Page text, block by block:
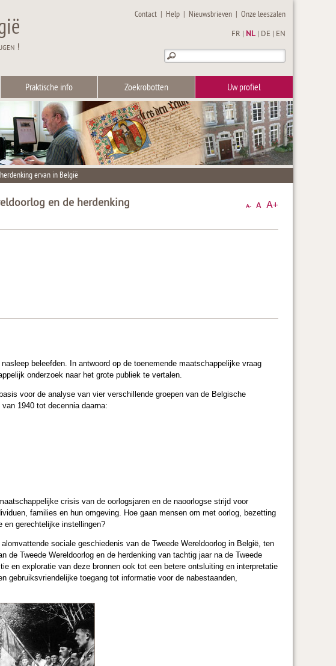
!
Contact | Help | Nieuwsbrieven |Onze leeszalen
FR NL DE EN
Praktische info Zoekrobotten Uw profiel
ervan in België
en de herdenking
beleefden. In antwoord op de toenemende maatschappelijke vraag
onderzoek naar het grote publiek te vertalen.
voor de analyse van vier verschillende groepen van de Belgische
1940 tot decennia daarna:
crisis van de oorlogsjaren en de naoorlogse strijd voor
families en hun omgeving. Hoe gaan mensen om met oorlog, bezetting
en gerechtelijke instellingen?
sociale geschiedenis van de Tweede Wereldoorlog in België, ten
Tweede Wereldoorlog en de herdenking van tachtig jaar na de Tweede
en exploratie van deze bronnen ook tot een betere ontsluiting en interpretatie
gebruiksvriendelijke toegang tot informatie voor de nabestaanden,